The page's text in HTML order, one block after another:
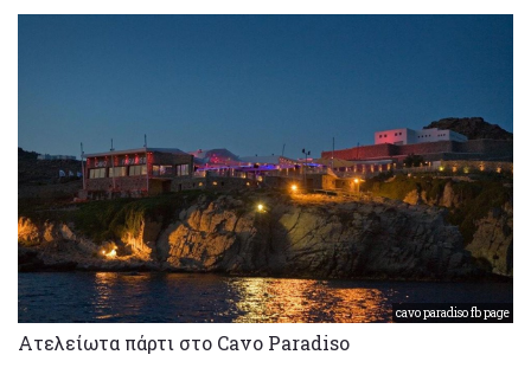
cavo paradiso fb page
Ατελείωτα πάρτι στο Cavo Paradiso